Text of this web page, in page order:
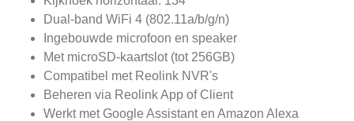
Dual-band WiFi 4 (802.11a/b/g/n)
Ingebouwde microfoon en speaker
Met microSD-kaartslot (tot 256GB)
Compatibel met Reolink NVR's
Beheren via Reolink App of Client
Werkt met Google Assistant en Amazon Alexa